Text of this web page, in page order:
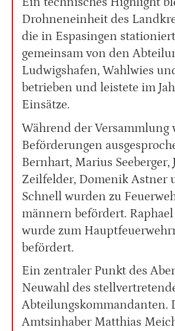
Drohneneinheit des
die in Espasingen
gemeinsam von den
Ludwigshafen, Wahlwies
betrieben und leistete im
Einsätze.
Während der Versammlung
Beförderungen
Bernhart, Marius Seeberger,
Zeilfelder, Domenik Astner
Schnell wurden zu
männern befördert.
wurde zum
befördert.
Ein zentraler Punkt des
Neuwahl des
Abteilungskommandanten.
Amtsinhaber Matthias